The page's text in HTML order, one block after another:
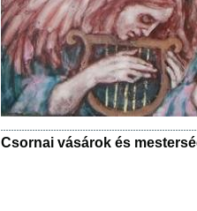
Csornai vásárok és